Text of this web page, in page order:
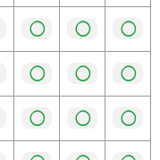
◯ ◯ ◯
◯ ◯ ◯
◯ ◯ ◯